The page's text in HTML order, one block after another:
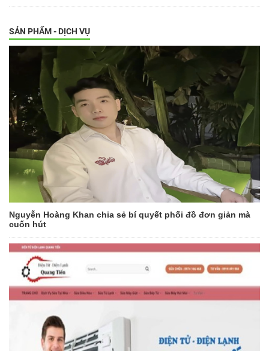
SẢN PHẨM - DỊCH VỤ
Nguyễn Hoàng Khan chia sẻ bí quyết phối đồ đơn giản mà
cuốn hút